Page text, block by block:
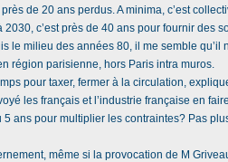
de 20 ans perdus. A minima, c’est
c’est près de 40 ans pour fournir des
le milieu des années 80, il me semble qu’il
région parisienne, hors Paris intra muros.
pour taxer, fermer à la circulation,
les français et l’industrie française en
ans pour multiplier les contraintes? Pas
même si la provocation de M